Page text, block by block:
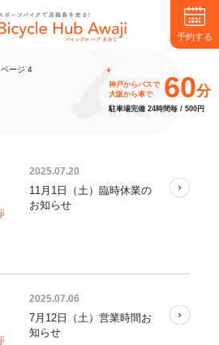
ページ 4
神戸からバスで
大阪から車で
60分
駐車場完備 24時間毎 / 500円
2025.07.20
11月1日（土）臨時休業の
お知らせ
2025.07.06
7月12日（土）営業時間お
知らせ
予約する